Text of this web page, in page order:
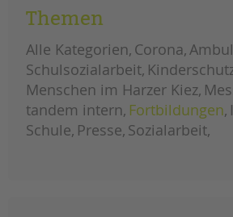
Datenschutz
Hinweisgebersystem
Intranet
weiterlesenneue
broschüre:
für
inklusiven
kinder-
und
jugendschutz
Themen
Alle Kategorien Corona
Schulsozialarbeit
Menschen im Harzer Kiez
tandem intern Fortbildungen
Schule Presse Sozialarbeit